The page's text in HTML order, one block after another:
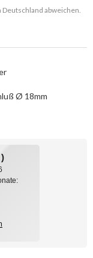
abweichen.
Ø 18mm
)